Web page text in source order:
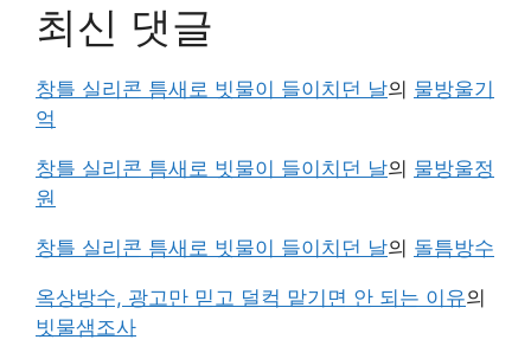
최신 댓글
창틀 실리콘 틈새로 빗물이 들이치던 날의 물방울기
억
창틀 실리콘 틈새로 빗물이 들이치던 날의 물방울정
원
창틀 실리콘 틈새로 빗물이 들이치던 날의 돌틈방수
옥상방수, 광고만 믿고 덜컥 맡기면 안 되는 이유의
빗물샘조사